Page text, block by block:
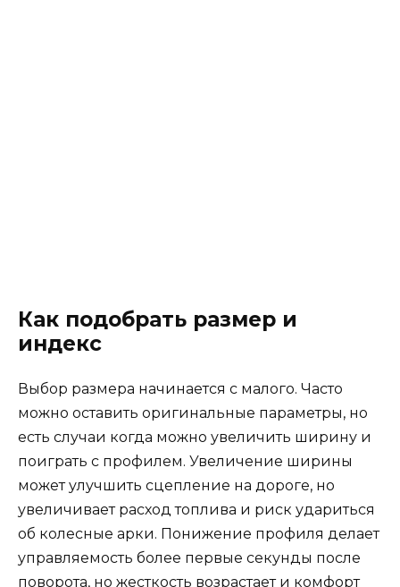
Как подобрать размер и
индекс
Выбор размера начинается с малого. Часто
можно оставить оригинальные параметры, но
есть случаи когда можно увеличить ширину и
поиграть с профилем. Увеличение ширины
может улучшить сцепление на дороге, но
увеличивает расход топлива и риск удариться
об колесные арки. Понижение профиля делает
управляемость более первые секунды после
поворота, но жесткость возрастает и комфорт